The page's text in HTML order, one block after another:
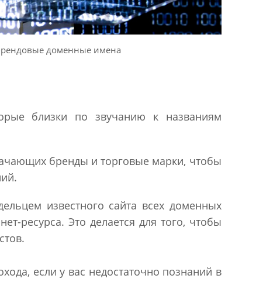
доменные имена
близки по звучанию к названиям
бренды и торговые марки, чтобы
известного сайта всех доменных
ресурса. Это делается для того, чтобы
если у вас недостаточно познаний в